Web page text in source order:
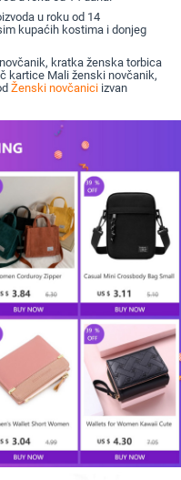
u roku od 14
kupaćih kostima i donjeg
kratka ženska torbica
kartice Mali ženski novčanik,
Ženski novčanici izvan